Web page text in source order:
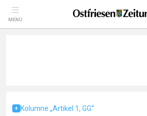
MENÜ
Kolumne „Artikel 1, GG“